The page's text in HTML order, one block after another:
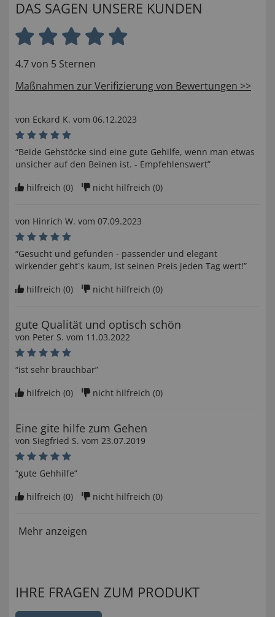
DAS SAGEN UNSERE KUNDEN
4.7 von 5 Sternen
Maßnahmen zur Verifizierung von Bewertungen >>
von Eckard K. vom 06.12.2023
“Beide Gehstöcke sind eine gute Gehilfe, wenn man etwas
unsicher auf den Beinen ist. - Empfehlenswert”
hilfreich (0) nicht hilfreich (0)
von Hinrich W. vom 07.09.2023
“Gesucht und gefunden - passender und elegant
wirkender geht`s kaum, ist seinen Preis jeden Tag wert!”
hilfreich (0) nicht hilfreich (0)
gute Qualität und optisch schön
von Peter S. vom 11.03.2022
“ist sehr brauchbar”
hilfreich (0) nicht hilfreich (0)
Eine gite hilfe zum Gehen
von Siegfried S. vom 23.07.2019
“gute Gehhilfe”
hilfreich (0) nicht hilfreich (0)
Mehr anzeigen
IHRE FRAGEN ZUM PRODUKT